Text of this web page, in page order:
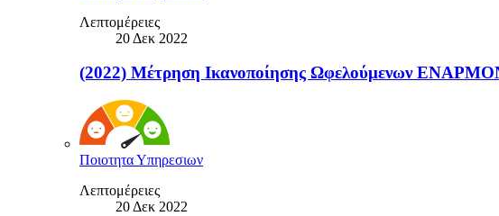
Λεπτομέρειες
20 Δεκ 2022
(2022) Μέτρηση Ικανοποίησης Ωφελούμενων
Ποιοτητα Υπηρεσιων
Λεπτομέρειες
20 Δεκ 2022